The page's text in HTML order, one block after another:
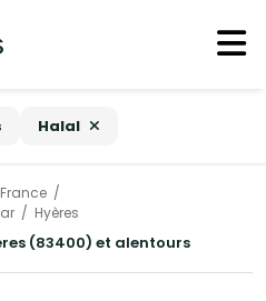
Halal
France
Hyères
(83400) et alentours